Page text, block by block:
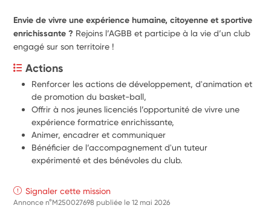
Envie de vivre une expérience humaine, citoyenne et sportive
enrichissante ? Rejoins l’AGBB et participe à la vie d’un club
engagé sur son territoire !
Actions
Renforcer les actions de développement, d'animation et
de promotion du basket-ball,
Offrir à nos jeunes licenciés l’opportunité de vivre une
expérience formatrice enrichissante,
Animer, encadrer et communiquer
Bénéficier de l’accompagnement d'un tuteur
expérimenté et des bénévoles du club.
Signaler cette mission
Annonce n°M250027698 publiée le12 mai 2026